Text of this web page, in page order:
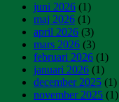
juni 2026 (1)
maj 2026 (1)
april 2026 (3)
mars 2026 (3)
februari 2026 (1)
januari 2026 (1)
december 2025 (1)
november 2025 (1)